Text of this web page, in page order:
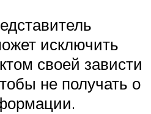
исключить
своей зависти
не получать о